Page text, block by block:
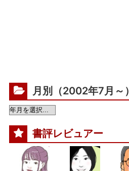
月別（2002年7月～）
書評レビュアー